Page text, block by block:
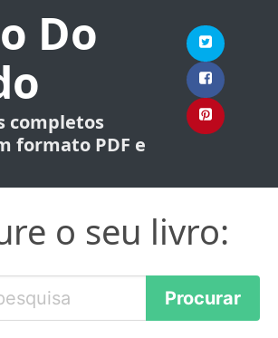
Do
completos
formato PDF e
o seu livro: